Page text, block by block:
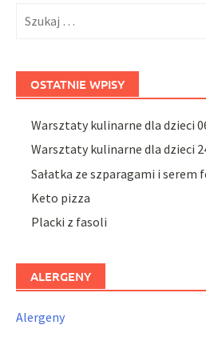
OSTATNIE WPISY
Warsztaty kulinarne dla dzieci
Warsztaty kulinarne dla dzieci
Sałatka ze szparagami i serem
Keto pizza
Placki z fasoli
ALERGENY
Alergeny